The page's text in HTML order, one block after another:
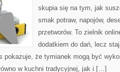
skupia się na tym, jak
smak potraw, napojów,
przetworów. To zielnik
dodatkiem do dań, lecz
pokazuje, że tymianek mogą być
w kuchni tradycyjnej, jak i […]